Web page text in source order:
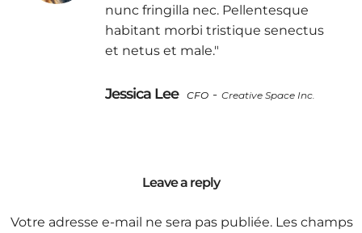
nunc fringilla nec. Pellentesque
habitant morbi tristique senectus
et netus et male."
Jessica Lee CFO - Creative Space Inc.
Leave a reply
Votre adresse e-mail ne sera pas publiée. Les champs